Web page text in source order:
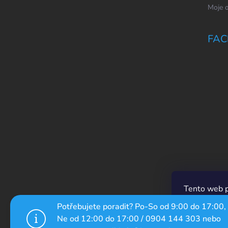
Tento web
ich
Potřebujete poradit? Po-So od 9:00 do 17:00,
Ne od 12:00 do 17:00 / 0904 144 303 nebo
Moje